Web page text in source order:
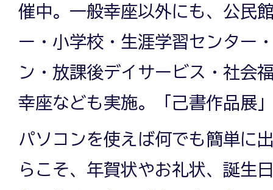
催中。一般幸座以外にも、公民
ー・小学校・生涯学習センター
ン・放課後デイサービス・社会
幸座なども実施。「己書作品展
パソコンを使えば何でも簡単に
らこそ、年賀状やお礼状、誕生